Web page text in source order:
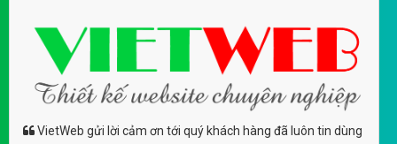
VietWeb gửi lời cảm ơn tới quý khách hàng đã luôn tin dùng